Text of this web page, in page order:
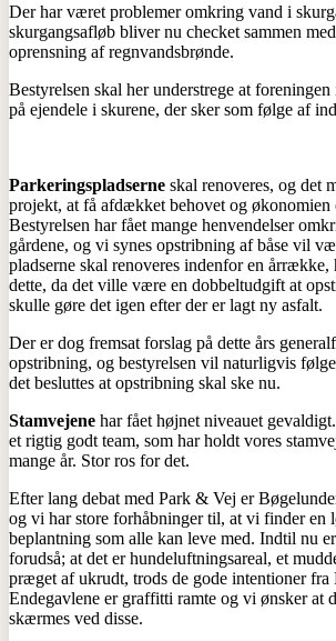
Der har været problemer omkring vand i
skurgangsafløb bliver nu checket sammen
oprensning af regnvandsbrønde.
Bestyrelsen skal her understrege at
på ejendele i skurene, der sker som følge af
Parkeringspladserne skal renoveres, og det
projekt, at få afdækket behovet og økonomien
Bestyrelsen har fået mange henvendelser
gårdene, og vi synes opstribning af båse vil
pladserne skal renoveres indenfor en
dette, da det ville være en dobbeltudgift at
skulle gøre det igen efter der er lagt ny asfalt.
Der er dog fremsat forslag på dette års
opstribning, og bestyrelsen vil naturligvis
det besluttes at opstribning skal ske nu.
Stamvejene har fået højnet niveauet
et rigtig godt team, som har holdt vores
mange år. Stor ros for det.
Efter lang debat med Park & Vej er
og vi har store forhåbninger til, at vi finder en
beplantning som alle kan leve med. Indtil nu
forudså; at det er hundeluftningsareal, et
præget af ukrudt, trods de gode intentioner fra
Endegavlene er graffitti ramte og vi ønsker at
skærmes ved disse.